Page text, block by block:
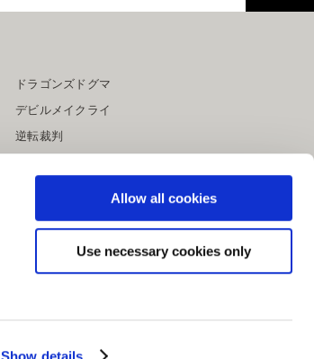
Show details
Allow all cookies
Use necessary cookies only
ドラゴンズドグマ
デビルメイクライ
逆転裁判